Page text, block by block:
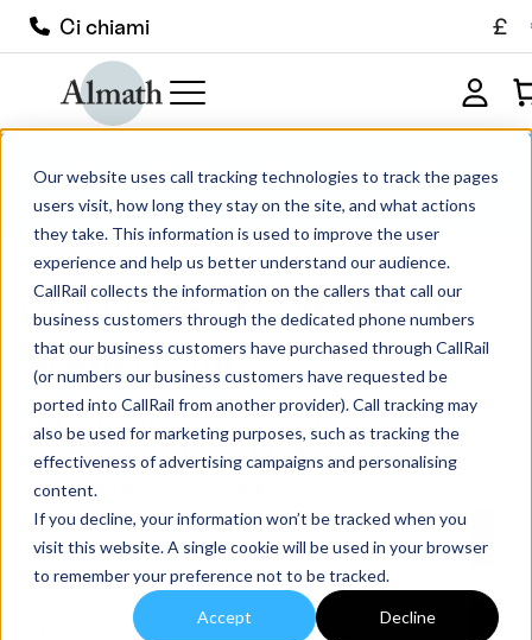
Our website uses call tracking technologies to track the pages
users visit, how long they stay on the site, and what actions
they take. This information is used to improve the user
experience and help us better understand our audience.
CallRail collects the information on the callers that call our
business customers through the dedicated phone numbers
that our business customers have purchased through CallRail
(or numbers our business customers have requested be
ported into CallRail from another provider). Call tracking may
also be used for marketing purposes, such as tracking the
effectiveness of advertising campaigns and personalising
content.
If you decline, your information won’t be tracked when you
visit this website. A single cookie will be used in your browser
to remember your preference not to be tracked.
Accept Decline
Ci chiami £
CC11 Crogiolo cilindrico in allumina
5ml
CC11 Crogiolo cilindrico in
allumina 5ml
Da:€15.46IVA esclusa
CC11 Crogiolo cilindrico. Realizzato in
allumina ricristallizzata (99,8%).
Dimensioni della confezione
Avete bisogno di coperchi?